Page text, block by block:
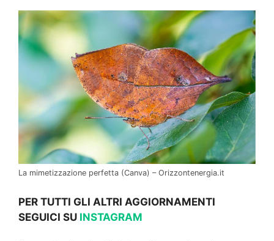
La mimetizzazione perfetta (Canva) – Orizzontenergia.it
PER TUTTI GLI ALTRI AGGIORNAMENTI
SEGUICI SU INSTAGRAM